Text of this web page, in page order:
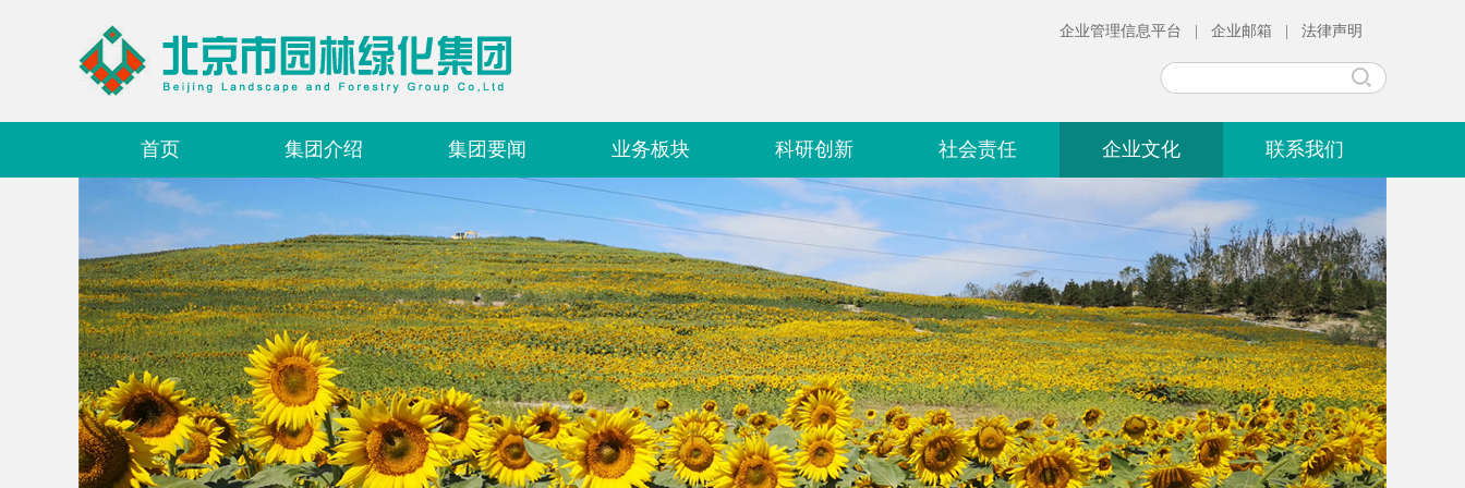
企业管理信息平台 企业邮箱 法律声明
首页 集团介绍 集团要闻 业务板块 科研创新 社会责任 企业文化 联系我们